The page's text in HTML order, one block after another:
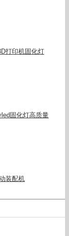
打印机固化灯
固化灯高质量
装配机